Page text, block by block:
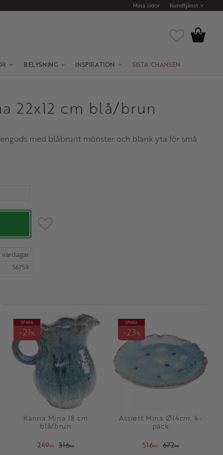
Mina sidor Kundtjänst
BELYSNING INSPIRATION SISTA CHANSEN
Favoriter
Kundvagn
22x12 cm blå/brun
med blåbrunt mönster och blank yta för små
Lägg till i favoriter
56759
Kanna Mina 18 cm
blå/brun
249KR 316KR
SPARA
21%
Assiett Mina Ø14cm, 4-
pack
516KR 672KR
SPARA
23%